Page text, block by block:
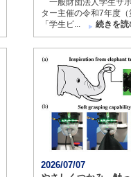
一般財団法人学生サ
ター主催の令和7年度（
「学生ビ...
続きを読
2026/07/07